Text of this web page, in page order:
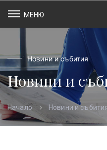
МЕНЮ
Новини и събития
Новини и
Начало Новини и